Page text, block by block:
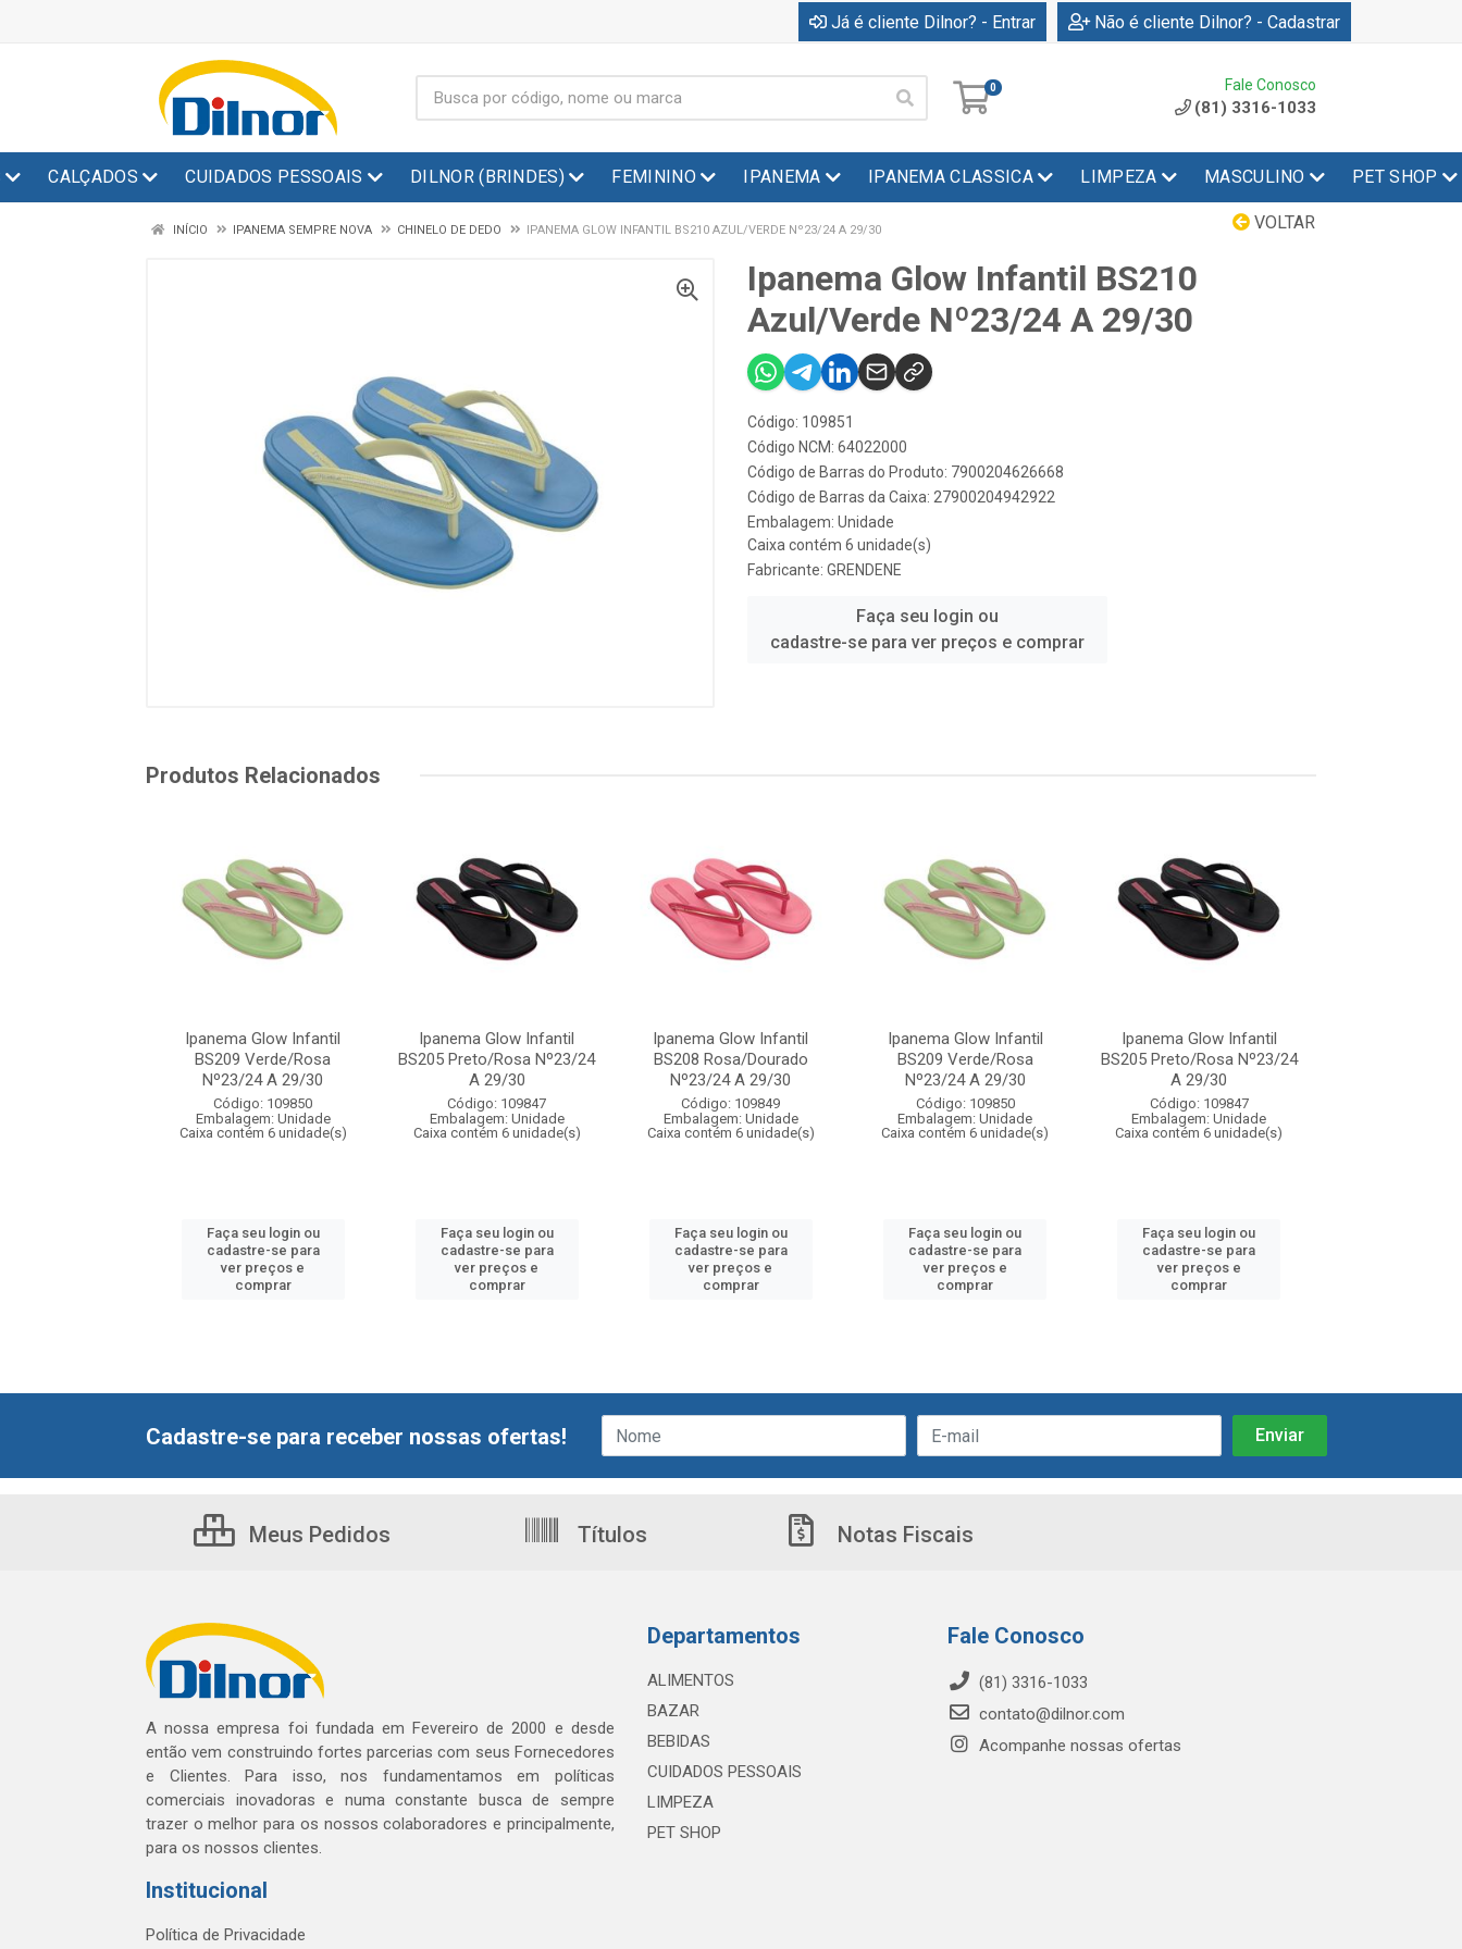
Já é cliente Dilnor? - Entrar Não é cliente Dilnor? - Cadastrar
0 Fale Conosco
(81) 3316-1033
CALÇADOS CUIDADOS PESSOAIS DILNOR (BRINDES) FEMININO IPANEMA IPANEMA CLASSICA LIMPEZA MASCULINO PET SHOP
VOLTAR
INÍCIO IPANEMA SEMPRE NOVA CHINELO DE DEDO IPANEMA GLOW INFANTIL BS210 AZUL/VERDE Nº23/24 A 29/30
Ipanema Glow Infantil BS210
Azul/Verde Nº23/24 A 29/30
Código: 109851
Código NCM: 64022000
Código de Barras do Produto: 7900204626668
Código de Barras da Caixa: 27900204942922
Embalagem: Unidade
Caixa contém 6 unidade(s)
Fabricante: GRENDENE
Faça seu login ou
cadastre-se para ver preços e comprar
Produtos Relacionados
Ipanema Glow Infantil
BS209 Verde/Rosa
Nº23/24 A 29/30
Código: 109850
Embalagem: Unidade
Caixa contém 6 unidade(s)
Faça seu login ou
cadastre-se para
ver preços e
comprar
Ipanema Glow Infantil
BS205 Preto/Rosa Nº23/24
A 29/30
Código: 109847
Embalagem: Unidade
Caixa contém 6 unidade(s)
Faça seu login ou
cadastre-se para
ver preços e
comprar
Ipanema Glow Infantil
BS208 Rosa/Dourado
Nº23/24 A 29/30
Código: 109849
Embalagem: Unidade
Caixa contém 6 unidade(s)
Faça seu login ou
cadastre-se para
ver preços e
comprar
Ipanema Glow Infantil
BS209 Verde/Rosa
Nº23/24 A 29/30
Código: 109850
Embalagem: Unidade
Caixa contém 6 unidade(s)
Faça seu login ou
cadastre-se para
ver preços e
comprar
Ipanema Glow Infantil
BS205 Preto/Rosa Nº23/24
A 29/30
Código: 109847
Embalagem: Unidade
Caixa contém 6 unidade(s)
Faça seu login ou
cadastre-se para
ver preços e
comprar
Cadastre-se para receber nossas ofertas!
Meus Pedidos Títulos Notas Fiscais
A nossa empresa foi fundada em Fevereiro de 2000 e desde
então vem construindo fortes parcerias com seus Fornecedores
e Clientes. Para isso, nos fundamentamos em políticas
comerciais inovadoras e numa constante busca de sempre
trazer o melhor para os nossos colaboradores e principalmente,
para os nossos clientes.
Institucional
Política de Privacidade
Departamentos
ALIMENTOS
BAZAR
BEBIDAS
CUIDADOS PESSOAIS
LIMPEZA
PET SHOP
Fale Conosco
(81) 3316-1033
contato@dilnor.com
Acompanhe nossas ofertas